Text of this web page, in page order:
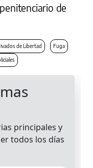
de
de Libertad Fuga